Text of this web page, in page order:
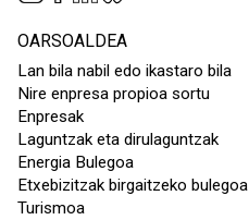
OARSOALDEA
Lan bila nabil edo ikastaro bila
Nire enpresa propioa sortu
Enpresak
Laguntzak eta dirulaguntzak
Energia Bulegoa
Etxebizitzak birgaitzeko bulegoa
Turismoa